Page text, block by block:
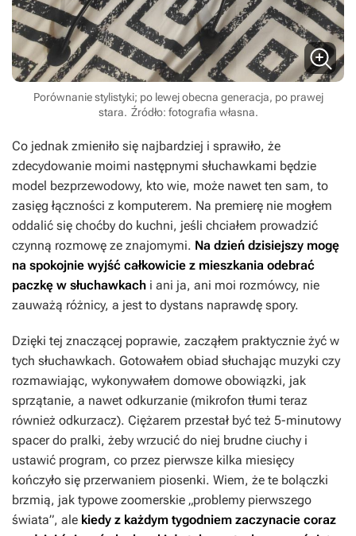
Porównanie stylistyki; po lewej obecna generacja, po prawej
stara. Źródło: fotografia własna.
Co jednak zmieniło się najbardziej i sprawiło, że
zdecydowanie moimi następnymi słuchawkami będzie
model bezprzewodowy, kto wie, może nawet ten sam, to
zasięg łączności z komputerem. Na premierę nie mogłem
oddalić się choćby do kuchni, jeśli chciałem prowadzić
czynną rozmowę ze znajomymi. Na dzień dzisiejszy mogę
na spokojnie wyjść całkowicie z mieszkania odebrać
paczkę w słuchawkach i ani ja, ani moi rozmówcy, nie
zauważą różnicy, a jest to dystans naprawdę spory.
Dzięki tej znaczącej poprawie, zacząłem praktycznie żyć w
tych słuchawkach. Gotowałem obiad słuchając muzyki czy
rozmawiając, wykonywałem domowe obowiązki, jak
sprzątanie, a nawet odkurzanie (mikrofon tłumi teraz
również odkurzacz). Ciężarem przestał być też 5-minutowy
spacer do pralki, żeby wrzucić do niej brudne ciuchy i
ustawić program, co przez pierwsze kilka miesięcy
kończyło się przerwaniem piosenki. Wiem, że te bolączki
brzmią, jak typowe zoomerskie „problemy pierwszego
świata”, ale kiedy z każdym tygodniem zaczynacie coraz